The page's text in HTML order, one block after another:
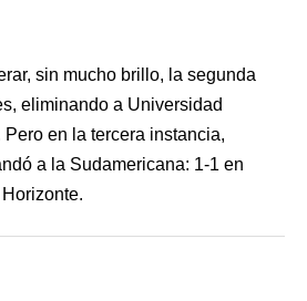
sin mucho brillo, la segunda
eliminando a Universidad
en la tercera instancia,
a la Sudamericana: 1-1 en